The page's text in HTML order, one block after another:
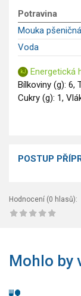
GLP-1 recepty
Potravina
Mouka
Voda
Energetická
Bílkoviny (g): 6,
Cukry (g): 1,
POSTUP
Hodnocení (0 hlasů):
Mohlo by